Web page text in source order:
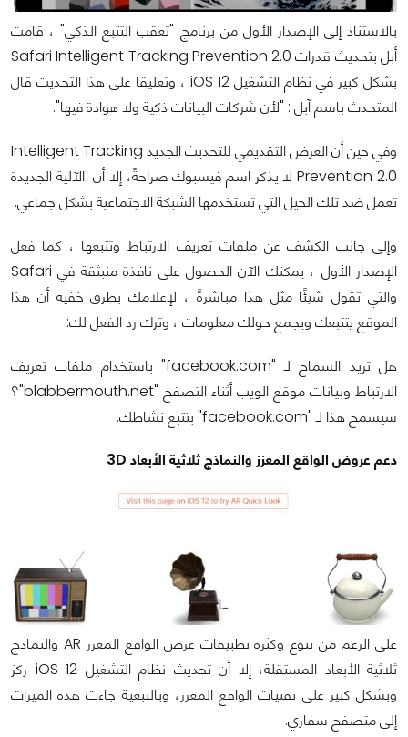
بالاستناد إلى الإصدار الأول من برنامج "تعقب التتبع الذكي" ، قامت
أبل بتحديث قدرات Safari Intelligent Tracking Prevention 2.0
بشكل كبير في نظام التشغيل iOS 12 ، وتعليقا على هذا التحديث قال
المتحدث باسم آبل : "لأن شركات البيانات ذكية ولا هوادة فيها".
وفي حين أن العرض التقديمي للتحديث الجديد Intelligent Tracking
Prevention 2.0 لا يذكر اسم فيسبوك صراحةً، إلا أن الآلية الجديدة
تعمل ضد تلك الحيل التي تستخدمها الشبكة الاجتماعية بشكل جماعي.
وإلى جانب الكشف عن ملفات تعريف الارتباط وتتبعها ، كما فعل
الإصدار الأول ، يمكنك الآن الحصول على نافذة منبثقة في Safari
والتي تقول شيئًا مثل هذا مباشرةً ، لإعلامك بطرق خفية أن هذا
الموقع يتتبعك ويجمع حولك معلومات ، وترك رد الفعل لك:
هل تريد السماح لـ "facebook.com" باستخدام ملفات تعريف
الارتباط وبيانات موقع الويب أثناء التصفح "blabbermouth.net"؟
سيسمح هذا لـ "facebook.com" بتتبع نشاطك.
دعم عروض الواقع المعزز والنماذج ثلاثية الأبعاد 3D
على الرغم من تنوع وكثرة تطبيقات عرض الواقع المعزز AR والنماذج
ثلاثية الأبعاد المستقلة، إلا أن تحديث نظام التشغيل iOS 12 ركز
وبشكل كبير على تقنيات الواقع المعزز، وبالتبعية جاءت هذه الميزات
إلى متصفح سفاري.